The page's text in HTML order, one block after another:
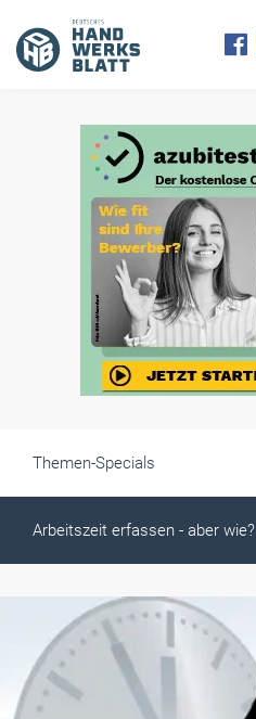
Themen-Specials
Arbeitszeit erfassen - aber wie?